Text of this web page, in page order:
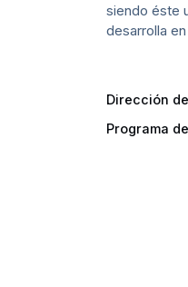
siendo éste
desarrolla
Dirección
Programa